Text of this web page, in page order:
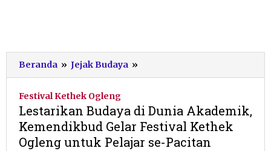
Beranda » Jejak Budaya »
Budaya
Akademik,
Kemendikbud
Gelar
Festival Kethek Ogleng
Lestarikan Budaya di Dunia Akademik,
Kemendikbud Gelar Festival Kethek
Ogleng untuk Pelajar se-Pacitan